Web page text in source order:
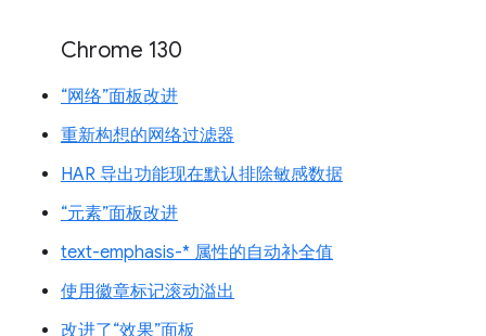
Chrome 130
“网络”面板改进
重新构想的网络过滤器
HAR 导出功能现在默认排除敏感数据
“元素”面板改进
text-emphasis-* 属性的自动补全值
使用徽章标记滚动溢出
改进了“效果”面板